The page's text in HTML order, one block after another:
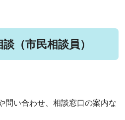
（市民相談員）
問い合わせ、相談窓口の案内な